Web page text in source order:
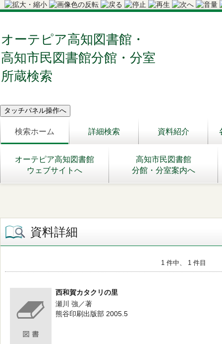
オーテピア高知図書館・
高知市民図書館分館・分室
所蔵検索
検索ホーム 詳細検索 資料紹介
オーテピア高知図書館
ウェブサイトへ
高知市民図書館
分館・分室案内へ
資料詳細
1 件中、 1 件目
西和賀カタクリの里
瀬川 強／著
熊谷印刷出版部 2005.5